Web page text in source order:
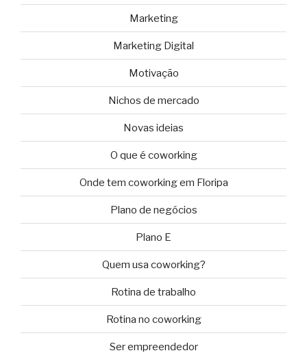
Marketing
Marketing Digital
Motivação
Nichos de mercado
Novas ideias
O que é coworking
Onde tem coworking em Floripa
Plano de negócios
Plano E
Quem usa coworking?
Rotina de trabalho
Rotina no coworking
Ser empreendedor